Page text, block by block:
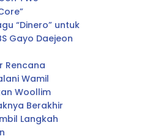
“Dinero” untuk
Gayo Daejeon
Rencana
Wamil
Woollim
Berakhir
Langkah